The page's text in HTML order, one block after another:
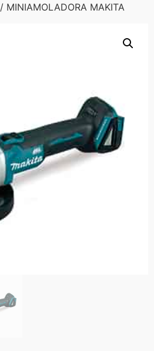
/ MINIAMOLADORA MAKITA